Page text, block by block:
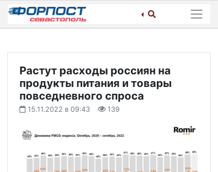
Skip
content
Растут расходы россиян на
продукты питания и товары
повседневного спроса
15.11.2022 в 09:43 139